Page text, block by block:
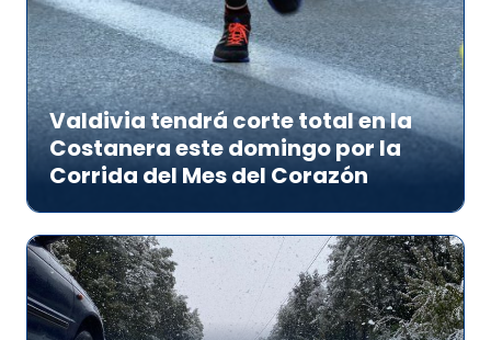
Valdivia tendrá corte total en la
Costanera este domingo por la
Corrida del Mes del Corazón